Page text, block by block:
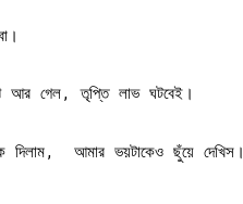
আর গেল, তৃপ্তি লাভ ঘটবেই।
দিলাম, আমার ভয়টাকেও ছুঁয়ে দেখিস।